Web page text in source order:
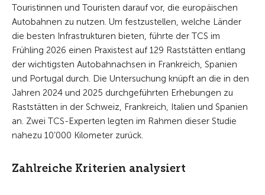
Touristinnen und Touristen darauf vor, die europäischen
Autobahnen zu nutzen. Um festzustellen, welche Länder
die besten Infrastrukturen bieten, führte der TCS im
Frühling 2026 einen Praxistest auf 129 Raststätten entlang
der wichtigsten Autobahnachsen in Frankreich, Spanien
und Portugal durch. Die Untersuchung knüpft an die in den
Jahren 2024 und 2025 durchgeführten Erhebungen zu
Raststätten in der Schweiz, Frankreich, Italien und Spanien
an. Zwei TCS-Experten legten im Rahmen dieser Studie
nahezu 10’000 Kilometer zurück.
Zahlreiche Kriterien analysiert